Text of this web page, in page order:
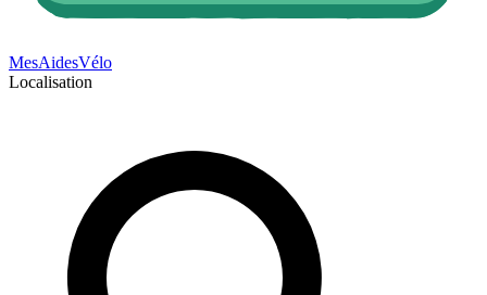
MesAidesVélo
Localisation